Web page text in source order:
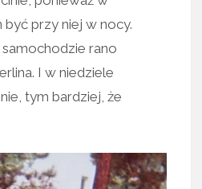
być przy niej w nocy.
samochodzie rano
I w niedziele
tym bardziej, że